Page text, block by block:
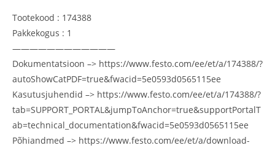
Tootekood : 174388
Pakkekogus : 1
————————————
Dokumentatsioon –> https://www.festo.com/ee/et/a/174388/?
autoShowCatPDF=true&fwacid=5e0593d0565115ee
Kasutusjuhendid –> https://www.festo.com/ee/et/a/174388/?
tab=SUPPORT_PORTAL&jumpToAnchor=true&supportPortalT
ab=technical_documentation&fwacid=5e0593d0565115ee
Põhiandmed –> https://www.festo.com/ee/et/a/download-